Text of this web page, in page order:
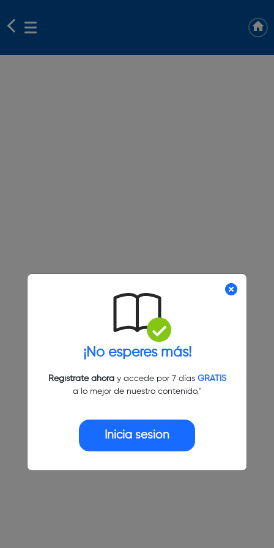
¡No esperes más!
Regístrate ahoray accede por 7 días GRATIS
a lo mejor de nuestro contenido."
Inicia sesión